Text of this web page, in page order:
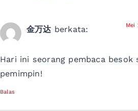
金万达 berkata: Mei
Hari ini seorang pembaca besok
pemimpin!
Balas